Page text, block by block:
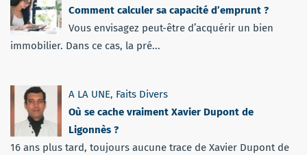
Comment calculer sa capacité d’emprunt ?
Vous envisagez peut-être d’acquérir un bien
immobilier. Dans ce cas, la pré...
A LA UNE, Faits Divers
Où se cache vraiment Xavier Dupont de
Ligonnès ?
16 ans plus tard, toujours aucune trace de Xavier Dupont de